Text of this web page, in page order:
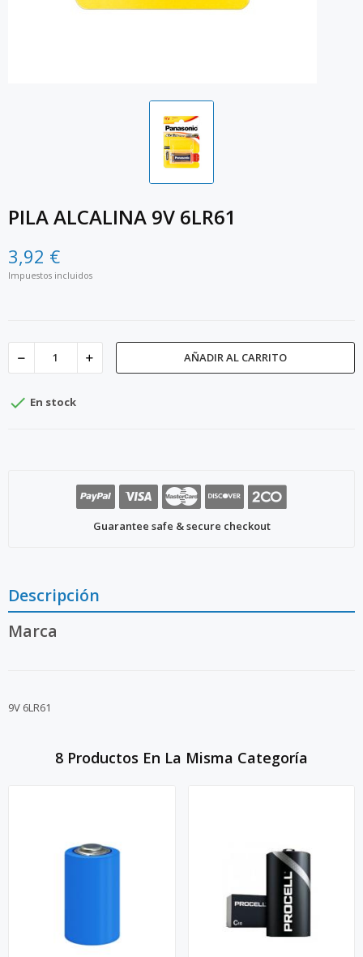
PILA ALCALINA 9V 6LR61
3,92 €
Impuestos incluidos
AÑADIR AL CARRITO
 En stock
Guarantee safe & secure checkout
Descripción
Marca
9V 6LR61
8 Productos En La Misma Categoría